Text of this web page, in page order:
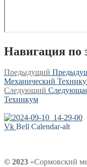
Навигация по
Предыдущий
Механический
Следующий
Техникум
Vk Bell Calendar-alt
© 2023 «Сормовский